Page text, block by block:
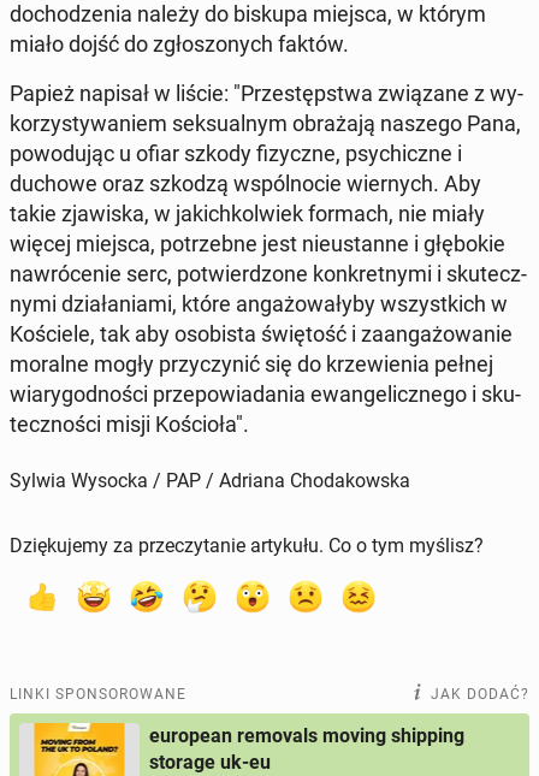
do­cho­dze­nia należy do biskupa miejsca, w którym
miało dojść do zgło­szo­nych faktów.
Papież napisał w liście: "Prze­stęp­stwa zwią­za­ne z wy­
ko­rzy­sty­wa­niem sek­su­al­nym ob­ra­ża­ją naszego Pana,
po­wo­du­jąc u ofiar szkody fi­zycz­ne, psy­chicz­ne i
duchowe oraz szkodzą wspól­no­cie wier­nych. Aby
takie zja­wi­ska, w ja­kich­kol­wiek formach, nie miały
więcej miejsca, po­trzeb­ne jest nie­ustan­ne i głę­bo­kie
na­wró­ce­nie serc, po­twier­dzo­ne kon­kret­ny­mi i sku­tecz­
ny­mi dzia­ła­nia­mi, które an­ga­żo­wa­ły­by wszyst­kich w
Ko­ście­le, tak aby oso­bi­sta świę­tość i za­an­ga­żo­wa­nie
moralne mogły przy­czy­nić się do krze­wie­nia pełnej
wia­ry­god­no­ści prze­po­wia­da­nia ewan­ge­licz­ne­go i sku­
tecz­no­ści misji Ko­ścio­ła".
Sylwia Wysocka / PAP / Adriana Chodakowska
Dziękujemy za przeczytanie artykułu. Co o tym myślisz?
LINKI SPONSOROWANE JAK DODAĆ?
european removals moving shipping
storage uk-eu